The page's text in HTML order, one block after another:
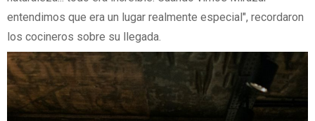
entendimos que era un lugar realmente especial", recordaron
los cocineros sobre su llegada.